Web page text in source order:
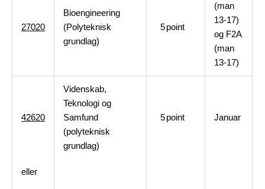
27020
Bioengineering
(Polyteknisk
grundlag)
5point
(man
13-17)
og F2A
(man
13-17)
42620
Videnskab,
Teknologi og
Samfund
(polyteknisk
grundlag)
5point Januar
eller